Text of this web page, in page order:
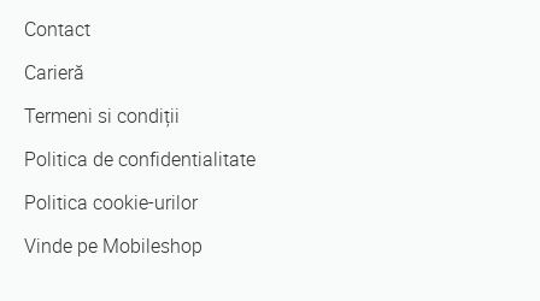
Contact
Carieră
Termeni si condiții
Politica de confidentialitate
Politica cookie-urilor
Vinde pe Mobileshop